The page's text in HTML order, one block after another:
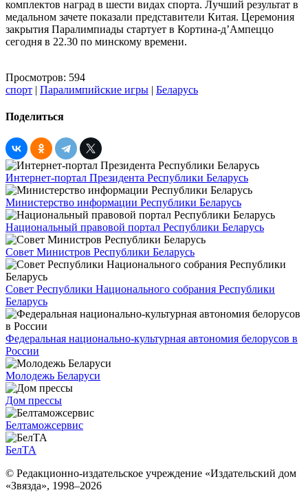
комплектов наград в шести видах спорта. Лучший результат в
медальном зачете показали представители Китая. Церемония
закрытия Паралимпиады стартует в Кортина-д’Ампеццо
сегодня в 22.30 по минскому времени.
Просмотров: 594
спорт | Паралимпийские игры | Беларусь
Поделиться
Интернет-портал Президента Республики Беларусь
Министерство информации Республики Беларусь
Национальный правовой портал Республики Беларусь
Совет Министров Республики Беларусь
Совет Республики Национального собрания Республики
Беларусь
Федеральная национально-культурная автономия белорусов в
России
Молодежь Беларуси
Дом прессы
Белтаможсервис
БелТА
© Редакционно-издательское учреждение «Издательский дом
«Звязда», 1998–2026